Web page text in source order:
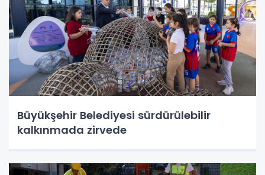
Büyükşehir Belediyesi sürdürülebilir
kalkınmada zirvede